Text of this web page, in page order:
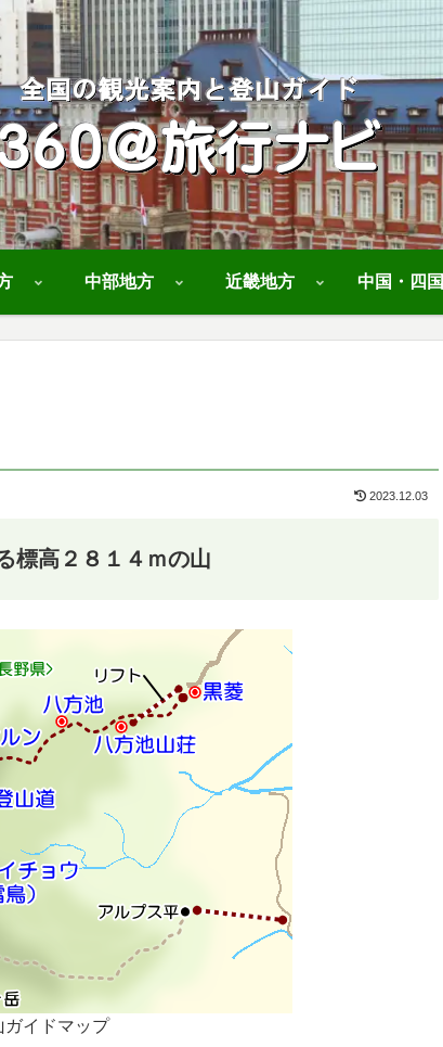
中部地方 近畿地方 中国・四国
2023.12.03
標高２８１４ｍの山
ガイドマップ